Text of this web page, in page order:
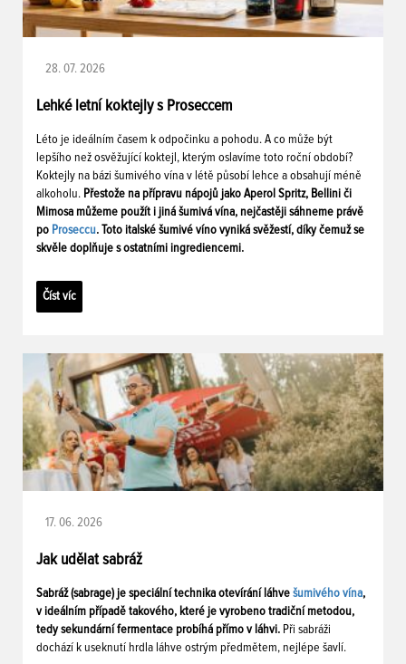
28. 07. 2026
Lehké letní koktejly s Proseccem
Léto je ideálním časem k odpočinku a pohodu. A co může být
lepšího než osvěžující koktejl, kterým oslavíme toto roční období?
Koktejly na bázi šumivého vína v létě působí lehce a obsahují méně
alkoholu. Přestože na přípravu nápojů jako Aperol Spritz, Bellini či
Mimosa můžeme použít i jiná šumivá vína, nejčastěji sáhneme právě
po Proseccu. Toto italské šumivé víno vyniká svěžestí, díky čemuž se
skvěle doplňuje s ostatními ingrediencemi.
Číst víc
17. 06. 2026
Jak udělat sabráž
Sabráž (sabrage) je speciální technika otevírání láhve šumivého vína,
v ideálním případě takového, které je vyrobeno tradiční metodou,
tedy sekundární fermentace probíhá přímo v láhvi. Při sabráži
dochází k useknutí hrdla láhve ostrým předmětem, nejlépe šavlí.